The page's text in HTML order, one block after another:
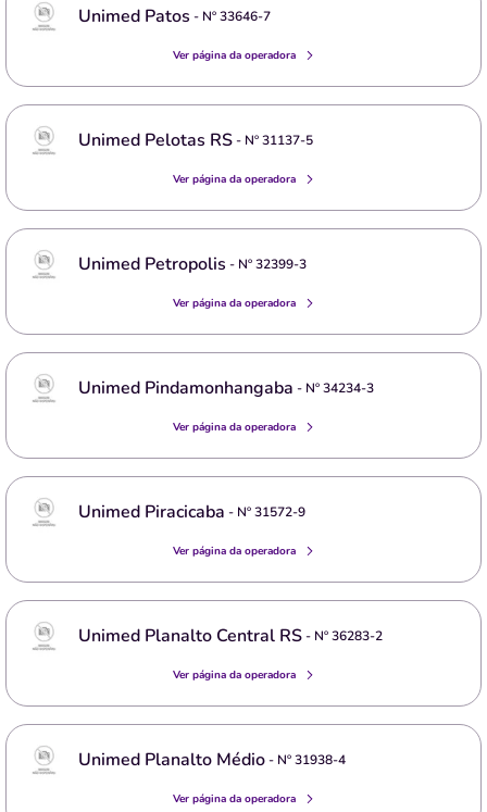
Unimed Patos - Nº33646-7
Ver página da operadora
Unimed Pelotas RS- Nº31137-5
Ver página da operadora
Unimed Petropolis - Nº32399-3
Ver página da operadora
Unimed Pindamonhangaba - Nº34234-3
Ver página da operadora
Unimed Piracicaba - Nº31572-9
Ver página da operadora
Unimed Planalto Central RS- Nº36283-2
Ver página da operadora
Unimed Planalto Médio- Nº31938-4
Ver página da operadora